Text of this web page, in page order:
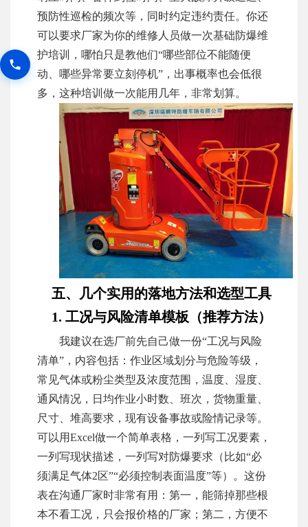
预防性巡检的频次等，同时约定违约责任。你还
可以要求厂家为你的维修人员做一次基础防爆维
护培训，哪怕只是教他们“哪些部位不能随便
动、哪些异常要立刻停机”，出事概率也会低很
多，这种培训做一次能用几年，非常划算。
五、几个实用的落地方法和选型工具
1. 工况与风险清单模板（推荐方法）
我建议在选厂前先自己做一份“工况与风险
清单”，内容包括：作业区域划分与危险等级，
常见气体或粉尘类型及浓度范围，温度、湿度、
通风情况，日均作业小时数、班次，货物重量、
尺寸、堆高要求，现有设备事故或险情记录等。
可以用Excel做一个简单表格，一列写工况要素，
一列写现状描述，一列写对防爆要求（比如“必
须满足气体2区”“必须控制表面温度”等）。这份
表在沟通厂家时非常有用：第一，能筛掉那些根
本不看工况，只会报价格的厂家；第二，方便不